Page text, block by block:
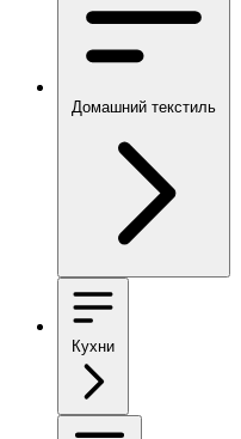
Домашний текстиль
Кухни